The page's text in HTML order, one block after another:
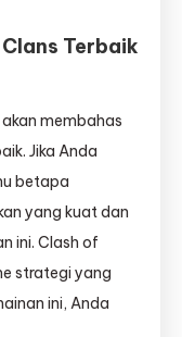
Terbaik
membahas
Jika Anda
betapa
yang kuat dan
ini. Clash of
strategi yang
ini, Anda